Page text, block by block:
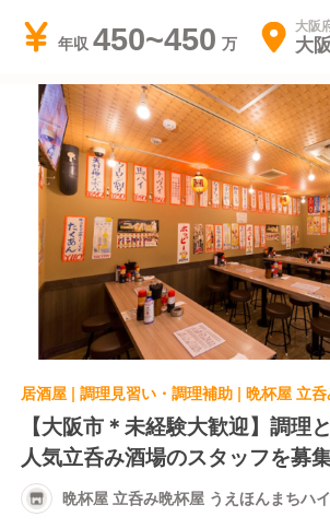
年収 450~450 大阪
大
【大阪市＊未経験大歓迎】調理
人気立呑み酒場のスタッフを募
晩杯屋 立呑み晩杯屋 うえほんまちハ